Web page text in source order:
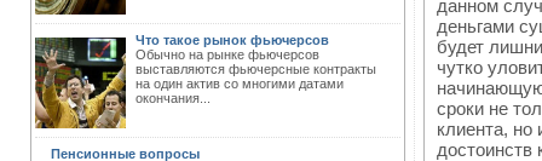
Что такое рынок фьючерсов
Обычно на рынке фьючерсов
выставляются фьючерсные контракты
на один актив со многими датами
окончания...
Пенсионные вопросы
данном
деньгами
будет
чутко
сроки не
клиента, но